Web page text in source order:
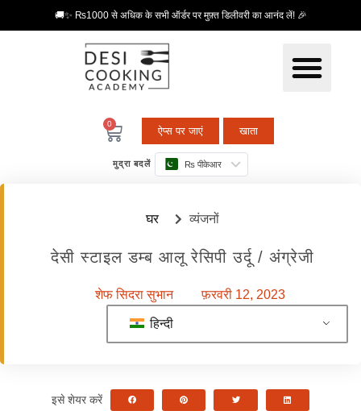
🚚✨ ₨1000 से अधिक के सभी ऑर्डर पर मुफ़्त डिलीवरी का आनंद लें! 🎉
0
ऐप्स पर जाएं खाता
मुद्रा बदलें ₨ पीकेआर
घर व्यंजनों
देसी स्टाइल डम्ब आलू रेसिपी उर्दू / अंग्रेजी
शेफ सिदरा सुभान फ़रवरी 12, 2023
हिन्दी
इसे शेयर करें